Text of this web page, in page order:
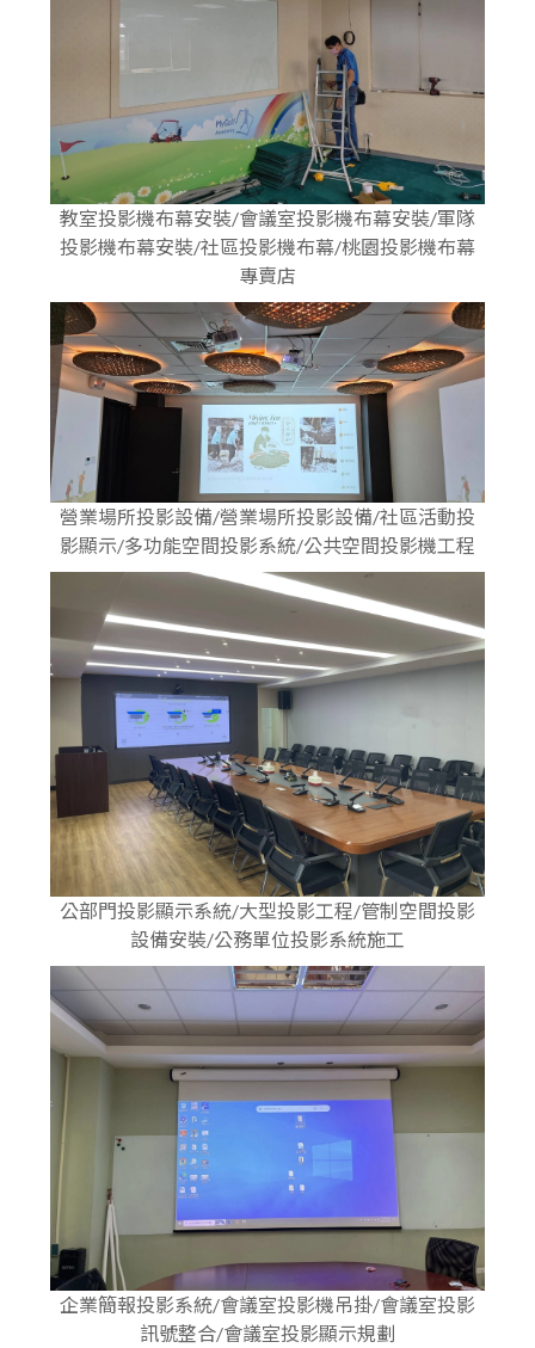
教室投影機布幕安裝/會議室投影機布幕安裝/軍隊
投影機布幕安裝/社區投影機布幕/桃園投影機布幕
專賣店
營業場所投影設備/營業場所投影設備/社區活動投
影顯示/多功能空間投影系統/公共空間投影機工程
公部門投影顯示系統/大型投影工程/管制空間投影
設備安裝/公務單位投影系統施工
企業簡報投影系統/會議室投影機吊掛/會議室投影
訊號整合/會議室投影顯示規劃